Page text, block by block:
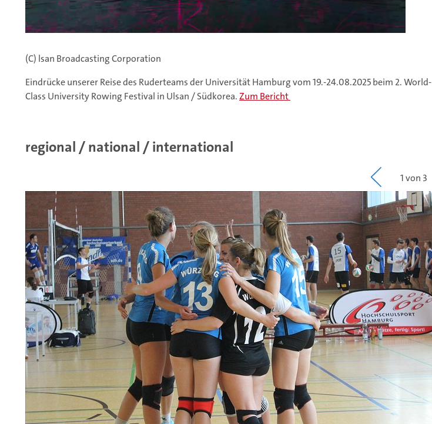
(C) lsan Broadcasting Corporation
Eindrücke unserer Reise des Ruderteams der Universität Hamburg vom 19.-24.08.2025 beim 2. World-
Class University Rowing Festival in Ulsan / Südkorea.Zum Bericht
regional / national / international
1 von 3